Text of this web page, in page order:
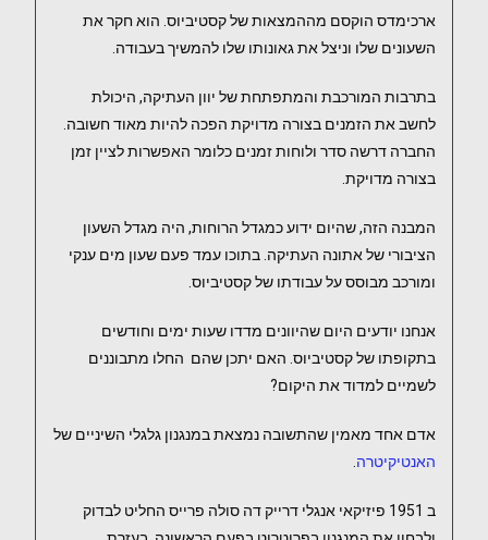
ארכימדס הוקסם מההמצאות של קסטיביוס. הוא חקר את
השעונים שלו וניצל את גאונותו שלו להמשיך בעבודה.
בתרבות המורכבת והמתפתחת של יוון העתיקה, היכולת
לחשב את הזמנים בצורה מדויקת הפכה להיות מאוד חשובה.
החברה דרשה סדר ולוחות זמנים כלומר האפשרות לציין זמן
בצורה מדויקת.
המבנה הזה, שהיום ידוע כמגדל הרוחות, היה מגדל השעון
הציבורי של אתונה העתיקה. בתוכו עמד פעם שעון מים ענקי
ומורכב מבוסס על עבודתו של קסטיביוס.
אנחנו יודעים היום שהיוונים מדדו שעות ימים וחודשים
בתקופתו של קסטיביוס. האם יתכן שהם החלו מתבוננים
לשמיים למדוד את היקום?
אדם אחד מאמין שהתשובה נמצאת במנגנון גלגלי השיניים של
האנטיקיטרה
ב 1951 פיזיקאי אנגלי דרייק דה סולה פרייס החליט לבדוק